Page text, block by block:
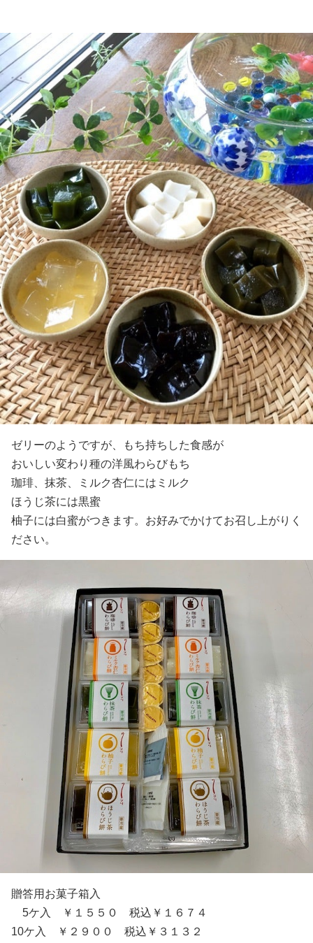
ゼリーのようですが、もち持ちした食感が
おいしい変わり種の洋風わらびもち
珈琲、抹茶、ミルク杏仁にはミルク
ほうじ茶には黒蜜
柚子には白蜜がつきます。お好みでかけてお召し上がりく
ださい。
贈答用お菓子箱入
5ケ入 ￥１５５０ 税込￥１６７４
10ケ入 ￥２９００ 税込￥３１３２